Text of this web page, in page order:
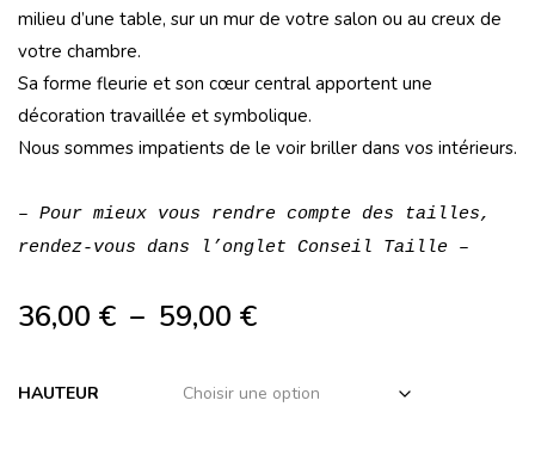
milieu d’une table, sur un mur de votre salon ou au creux de
votre chambre.
Sa forme fleurie et son cœur central apportent une
décoration travaillée et symbolique.
Nous sommes impatients de le voir briller dans vos intérieurs.
– Pour mieux vous rendre compte des tailles,
rendez-vous dans l’onglet Conseil Taille –
36,00 € – 59,00 €
HAUTEUR